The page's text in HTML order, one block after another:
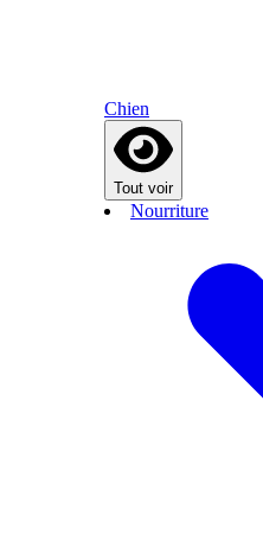
Chien
Tout voir
Nourriture